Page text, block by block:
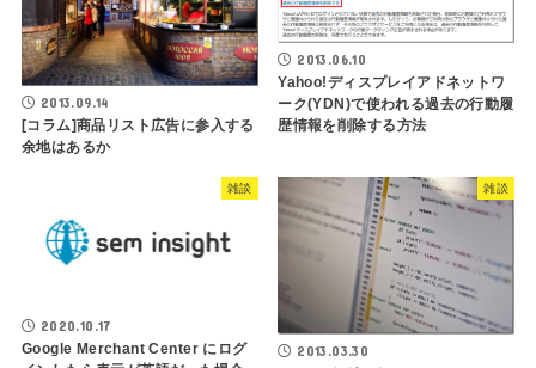
2013.09.14
[コラム]商品リスト広告に参入する
余地はあるか
2013.06.10
Yahoo!ディスプレイアドネットワ
ーク(YDN)で使われる過去の行動履
歴情報を削除する方法
雑談
2020.10.17
Google Merchant Center にログ
雑談
2013.03.30